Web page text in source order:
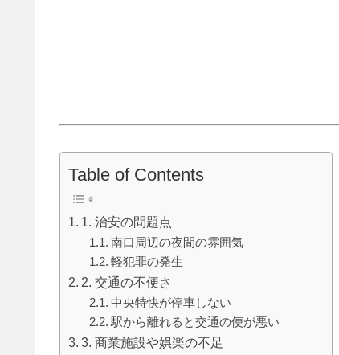
Table of Contents
1. 治安の問題点
南口周辺の夜間の雰囲気
軽犯罪の発生
2. 交通の不便さ
中央特快が停車しない
駅から離れると交通の便が悪い
3. 商業施設や娯楽の不足